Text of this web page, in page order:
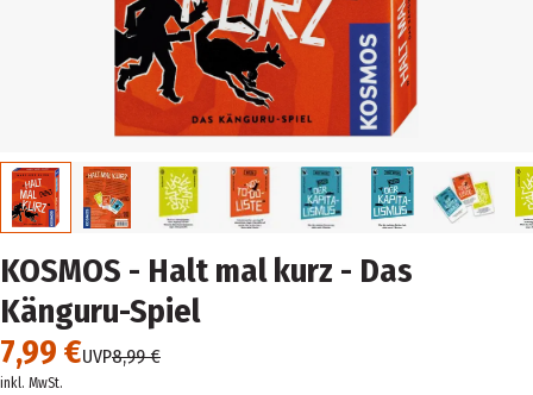
KOSMOS - Halt mal kurz - Das
Känguru-Spiel
7,99 €UVP8,99 €
inkl. MwSt.